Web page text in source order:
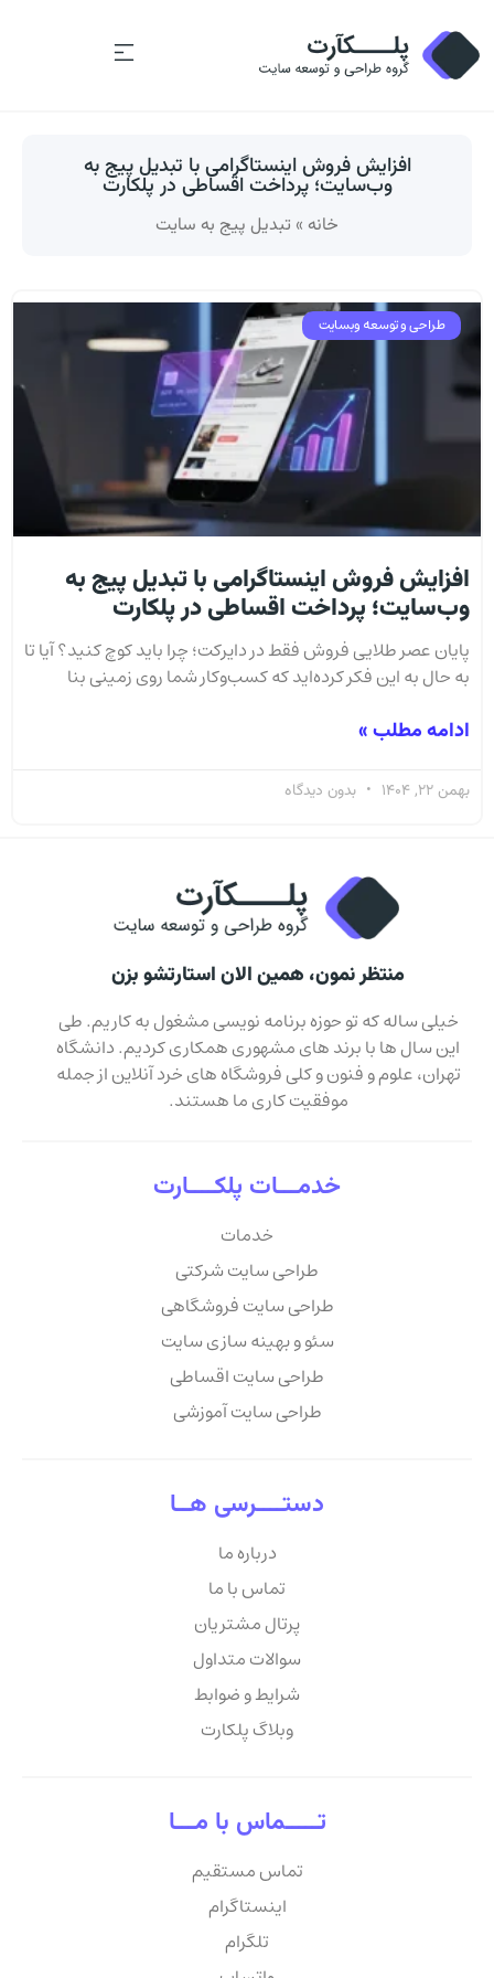
افزایش فروش اینستاگرامی با تبدیل پیج به
وب‌سایت؛ پرداخت اقساطی در پلکارت
خانه » تبدیل پیج به سایت
طراحی و توسعه وبسایت
افزایش فروش اینستاگرامی با تبدیل پیج به
وب‌سایت؛ پرداخت اقساطی در پلکارت
پایان عصر طلایی فروش فقط در دایرکت؛ چرا باید کوچ کنید؟ آیا تا
به حال به این فکر کرده‌اید که کسب‌وکار شما روی زمینی بنا
ادامه مطلب »
بهمن 22, 1404 بدون دیدگاه
منتظر نمون، همین الان استارتشو بزن
خیلی ساله که تو حوزه برنامه نویسی مشغول به کاریم. طی
این سال ها با برند های مشهوری همکاری کردیم. دانشگاه
تهران، علوم و فنون و کلی فروشگاه های خرد آنلاین از جمله
موفقیت کاری ما هستند.
خدمـــات پلکــــارت
خدمات
طراحی سایت شرکتی
طراحی سایت فروشگاهی
سئو و بهینه سازی سایت
طراحی سایت اقساطی
طراحی سایت آموزشی
دستــــرسی هــا
درباره ما
تماس با ما
پرتال مشتریان
سوالات متداول
شرایط و ضوابط
وبلاگ پلکارت
تـــــماس با مـــا
تماس مستقیم
اینستاگرام
تلگرام